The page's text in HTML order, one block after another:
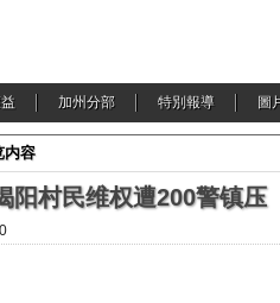
加州分部 特別報導 圖
内容
阳村民维权遭200警镇压
0